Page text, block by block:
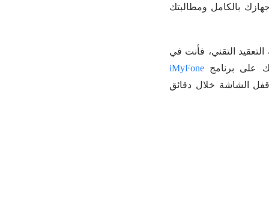
بالكامل ومطالبتك
التقني، فأنت في
iMyFone
الشاشة خلال دقائق